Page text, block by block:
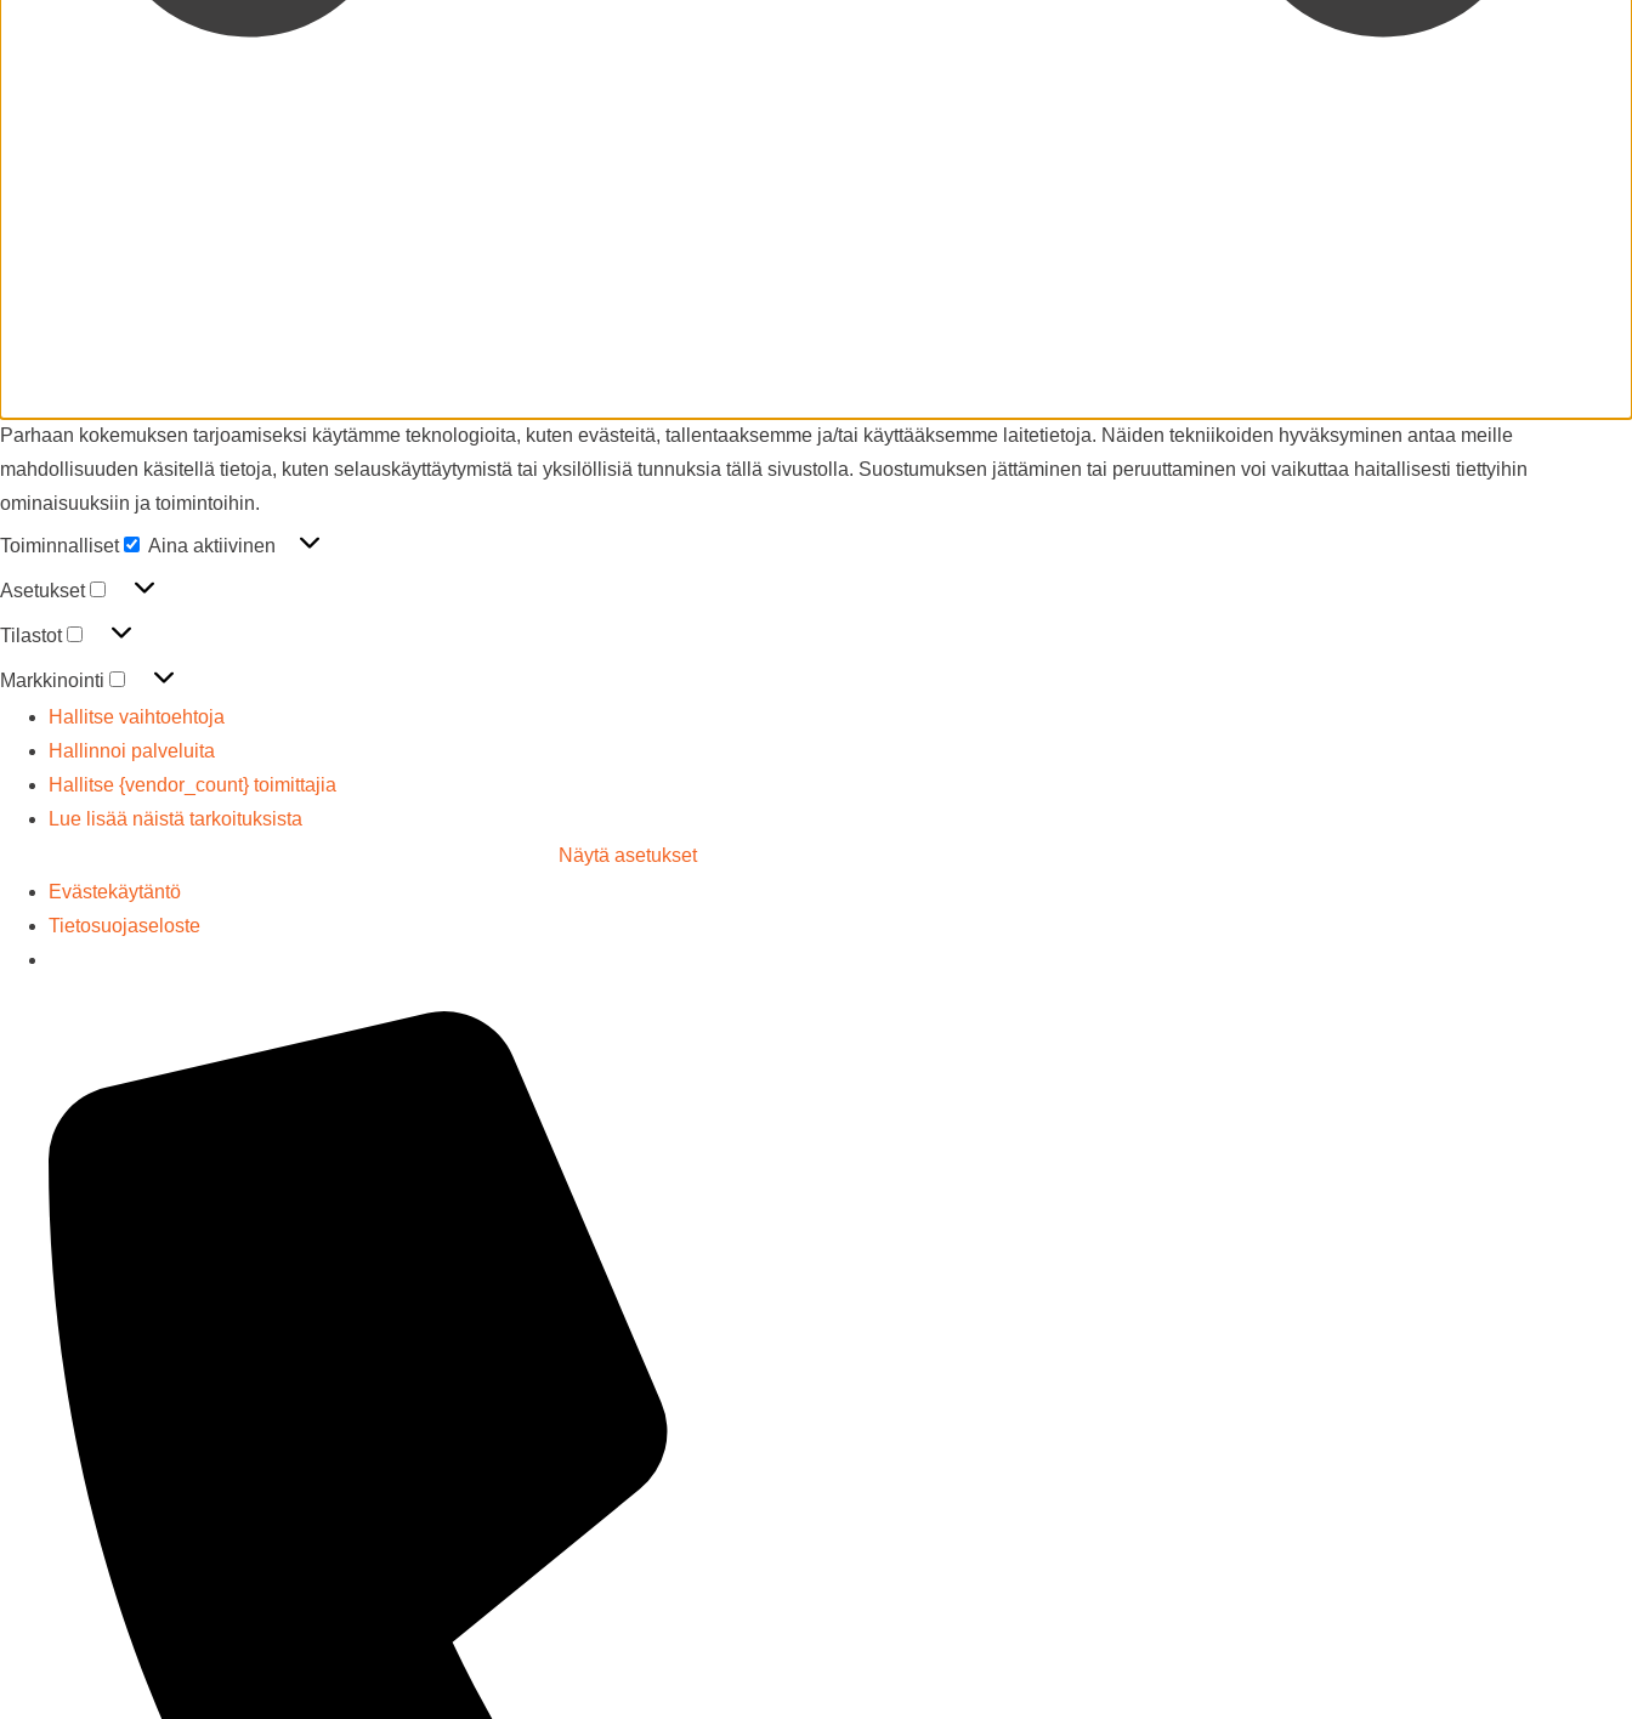
Parhaan kokemuksen tarjoamiseksi käytämme teknologioita, kuten evästeitä, tallentaaksemme ja/tai käyttääksemme laitetietoja. Näiden tekniikoiden hyväksyminen antaa meille
mahdollisuuden käsitellä tietoja, kuten selauskäyttäytymistä tai yksilöllisiä tunnuksia tällä sivustolla. Suostumuksen jättäminen tai peruuttaminen voi vaikuttaa haitallisesti tiettyihin
ominaisuuksiin ja toimintoihin.
Toiminnalliset Aina aktiivinen
Asetukset
Tilastot
Markkinointi
Hallitse vaihtoehtoja
Hallinnoi palveluita
Hallitse {vendor_count} toimittajia
Lue lisää näistä tarkoituksista
Näytä asetukset
Evästekäytäntö
Tietosuojaseloste